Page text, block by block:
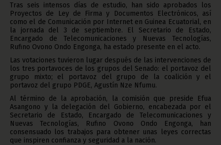
Tras seis intensos días de estudio, han sido aprobados los
Proyectos de Ley de Firma y Documentos Electrónicos, así
como el de Comunicación por Internet en Guinea Ecuatorial, en
la jornada del 3 de septiembre. El Secretario de Estado,
Encargado de Telecomunicaciones y Nuevas Tecnologías,
Rufino Ovono Ondo Engonga, ha estado presente en el acto.
Las votaciones tuvieron lugar después de las intervenciones de
los tres portavoces de los grupos del Senado: el portavoz del
grupo mixto; el portavoz del grupo de la coalición y el
portavoz del grupo PDGE, Agustín Nze Nfumu.
Al término de la aprobación, la comisión que preside Efua
Asangono y la delegación del Gobierno, encabezada por el
Secretario de Estado, Encargado de Telecomunicaciones y
Nuevas Tecnologías, Rufino Ovono Ondo Engonga, han
consensuado los trabajos para obtener unas leyes correctas
que inspiren confianza y seguridad a la nación.